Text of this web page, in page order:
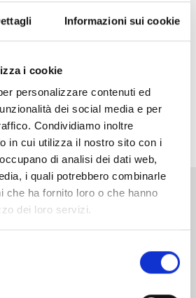
Informazioni sui cookie
i cookie
personalizzare contenuti ed
dei social media e per
Condividiamo inoltre
in cui utilizza il nostro sito con i
di analisi dei dati web,
i quali potrebbero combinarle
che ha fornito loro o che hanno
dei loro servizi.
del primo premio ai Next
volume di
, con una variant cover
in oro e uno splendito standee
della serie